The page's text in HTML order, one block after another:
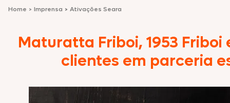
Empanados
Pizzas
Home > Imprensa > Ativações Seara
Maturatta Friboi, 1953
clientes em parceria